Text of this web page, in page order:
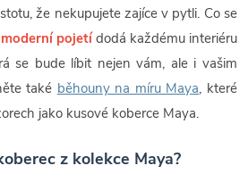
že nekupujete zajíce v pytli. Co se
moderní pojetí dodá každému interiéru
se bude líbit nejen vám, ale i vašim
také běhouny na míru Maya, které
jako kusové koberce Maya.
z kolekce Maya?